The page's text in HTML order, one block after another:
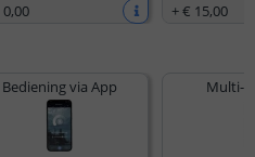
0,00
+€ 15,00
Bediening via App Multi-